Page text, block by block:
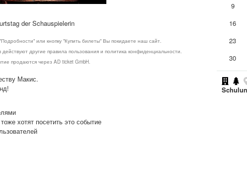
der Schauspielerin
или кнопку "Купить билеты" Вы покидаете наш сайт.
другие правила пользования и политика конфиденциальности.
продаются через AD ticket GmbH.
Макис.
хотят посетить это событие
9
16
23
30